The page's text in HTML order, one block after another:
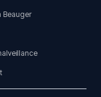
Beauger